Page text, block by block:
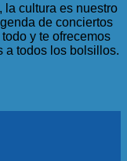
la cultura es nuestro
de conciertos
y te ofrecemos
a todos los bolsillos.